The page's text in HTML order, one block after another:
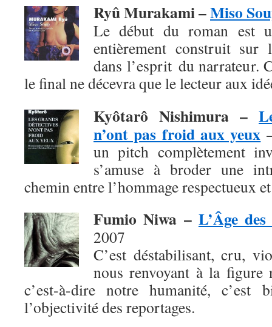
Ryû Murakami –Miso
Le début du roman est
entièrement construit sur
dans l’esprit du narrateur.
le finalne décevra que le lecteur aux
Kyôtarô Nishimura –
n’ont pas froid aux yeux
un pitch complètement
s’amuse à broder une
chemin entre l’hommage respectueux
Fumio Niwa – L’Âge
2007
C’est déstabilisant, cru,
nous renvoyant à la figure
c’est-à-dire notre humanité, c’est
l’objectivité des reportages.